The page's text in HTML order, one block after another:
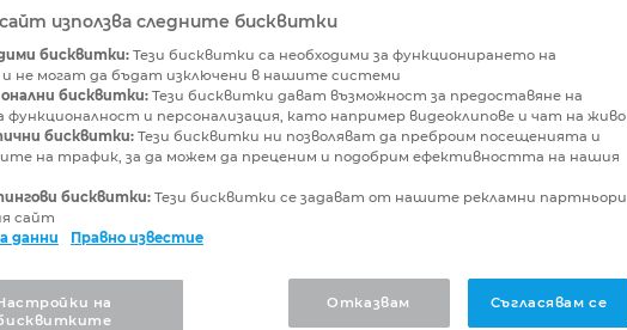
използва следните бисквитки
бисквитки: Тези бисквитки са необходими за функционирането на
не могат да бъдат изключени в нашите системи
бисквитки: Тези бисквитки дават възможност за предоставяне на
функционалност и персонализация, като например видеоклипове и чат на живо
бисквитки: Тези бисквитки ни позволяват да преброим посещенията и
на трафик, за да можем да преценим и подобрим ефективността на нашия
бисквитки: Тези бисквитки се задават от нашите рекламни партньори
сайт
данни
Правно известие
Отказвам Съгласявам се
на